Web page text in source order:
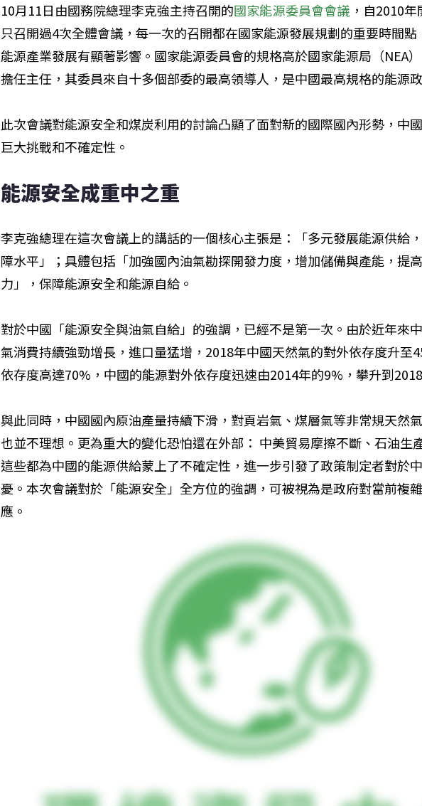
10月11日由國務院總理李克強主持召開的國家能源委員會會議 ，自2010
只召開過4次全體會議，每一次的召開都在國家能源發展規劃的重要時間點
能源產業發展有顯著影響。國家能源委員會的規格高於國家能源局（NEA
擔任主任，其委員來自十多個部委的最高領導人，是中國最高規格的能源
此次會議對能源安全和煤炭利用的討論凸顯了面對新的國際國內形勢，中
巨大挑戰和不確定性。
能源安全成重中之重
李克強總理在這次會議上的講話的一個核心主張是：「多元發展能源供給
障水平」；具體包括「加強國內油氣勘探開發力度，增加儲備與產能，提
力」，保障能源安全和能源自給。
對於中國「能源安全與油氣自給」的強調，已經不是第一次。由於近年來
氣消費持續強勁增長，進口量猛增，2018年中國天然氣的對外依存度升至
依存度高達70%，中國的能源對外依存度迅速由2014年的9%，攀升到
與此同時，中國國內原油產量持續下滑，對頁岩氣、煤層氣等非常規天然
也並不理想。更為重大的變化恐怕還在外部： 中美貿易摩擦不斷、石油生
這些都為中國的能源供給蒙上了不確定性，進一步引發了政策制定者對於
憂。本次會議對於「能源安全」全方位的強調，可被視為是政府對當前複
應。